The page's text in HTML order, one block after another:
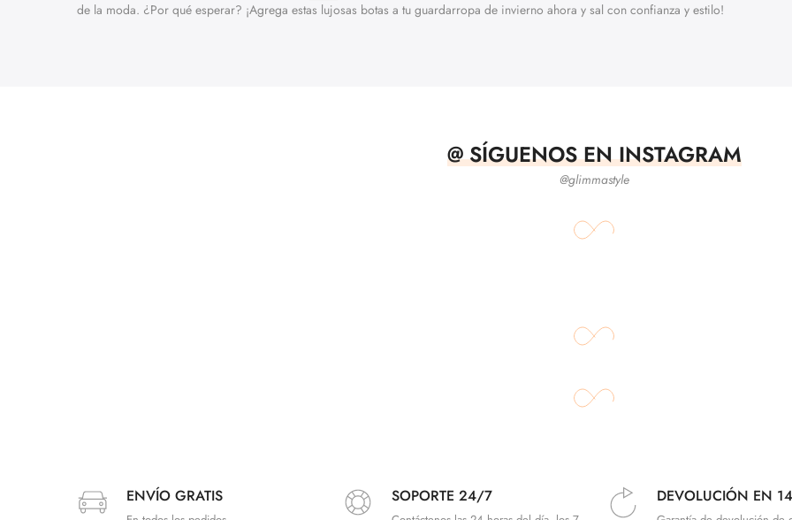
de la moda. ¿Por qué esperar? ¡Agrega estas lujosas botas a tu guardarropa de invierno ahora y sal con confianza y estilo!
@ SÍGUENOS EN INSTAGRAM
@glimmastyle
ENVÍO GRATIS SOPORTE 24/7 DEVOLUCIÓN EN